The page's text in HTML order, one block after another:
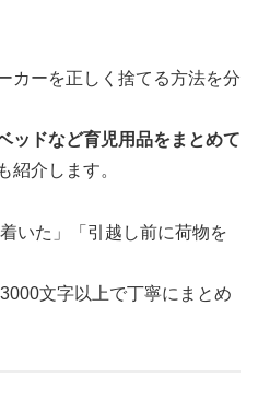
カーを正しく捨てる方法を分
ッドなど育児用品をまとめて
も紹介します。
いた」「引越し前に荷物を
文字以上で丁寧にまとめ